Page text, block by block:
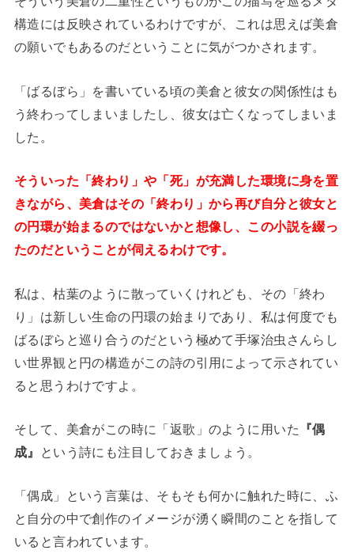
構造には反映されているわけですが、これは思えば美倉
の願いでもあるのだということに気がつかされます。
「ばるぼら」を書いている頃の美倉と彼女の関係性はも
う終わってしまいましたし、彼女は亡くなってしまいま
した。
そういった「終わり」や「死」が充満した環境に身を置
きながら、美倉はその「終わり」から再び自分と彼女と
の円環が始まるのではないかと想像し、この小説を綴っ
たのだということが伺えるわけです。
私は、枯葉のように散っていくけれども、その「終わ
り」は新しい生命の円環の始まりであり、私は何度でも
ばるぼらと巡り合うのだという極めて手塚治虫さんらし
い世界観と円の構造がこの詩の引用によって示されてい
ると思うわけですよ。
そして、美倉がこの時に「返歌」のように用いた
『偶
成』
という詩にも注目しておきましょう。
「偶成」という言葉は、そもそも何かに触れた時に、ふ
と自分の中で創作のイメージが湧く瞬間のことを指して
いると言われています。